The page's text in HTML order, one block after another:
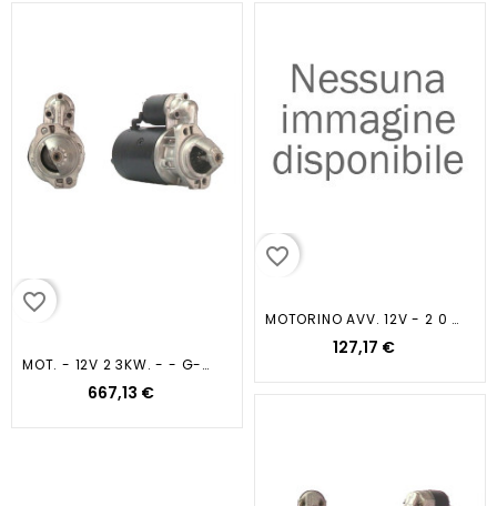
favorite_border
MOT. - 12V 2 3KW. - - G-CLASS
667,13 €
favorite_border
MOTORINO AVV. 12V - 2 0 KW...
127,17 €